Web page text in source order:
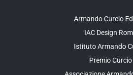
Armando Curcio
IAC Design
Istituto Armando
Premio Curcio